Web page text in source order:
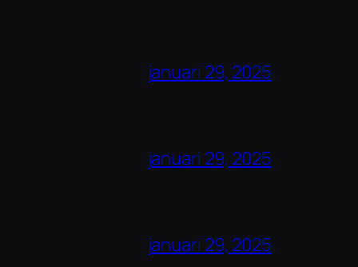
januari 29, 2025
januari 29, 2025
januari 29, 2025